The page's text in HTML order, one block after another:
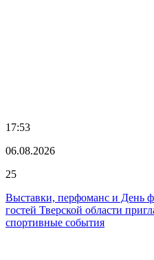
17:53
06.08.2026
25
Выставки, перфоманс и День
гостей Тверской области
спортивные события